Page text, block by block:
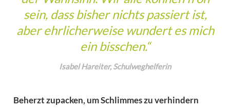
sein, dass bisher nichts passiert ist,
aber ehrlicherweise wundert es mich
ein bisschen.“
Isabel Hareiter, Schulweghelferin
Beherzt zupacken, um Schlimmes zu verhindern